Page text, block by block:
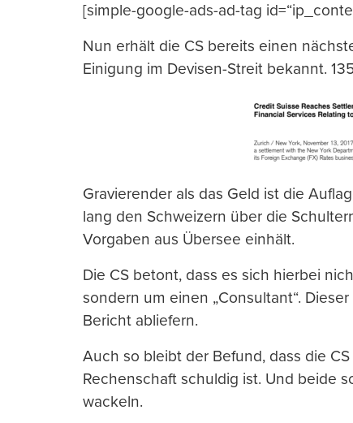
[simple-google-ads-ad-tag
Nun erhält die CS bereits einen
Einigung im Devisen-Streit bekannt.
Gravierender als das Geld ist die
lang den Schweizern über die
Vorgaben aus Übersee einhält.
Die CS betont, dass es sich hierbei
sondern um einen „Consultant“.
Bericht abliefern.
Auch so bleibt der Befund, dass die
Rechenschaft schuldig ist. Und beide
wackeln.